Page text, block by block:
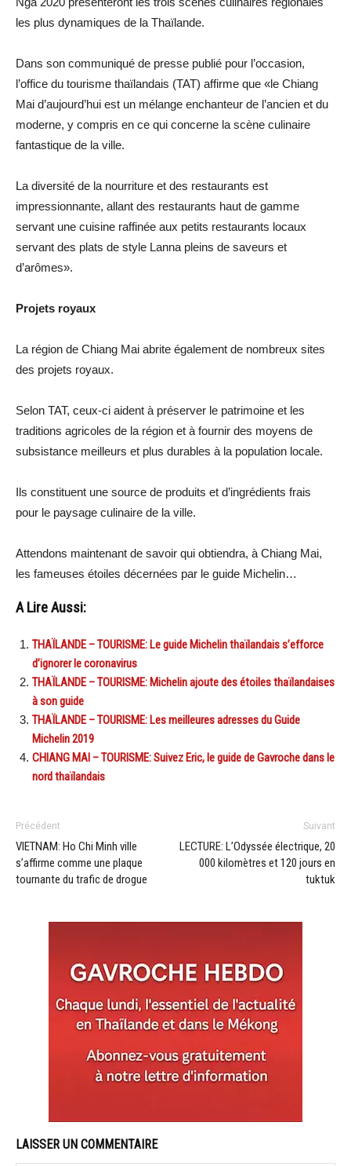
les plus dynamiques de la Thaïlande.
Dans son communiqué de presse publié pour l’occasion,
l’office du tourisme thaïlandais (TAT) affirme que «le Chiang
Mai d’aujourd’hui est un mélange enchanteur de l’ancien et du
moderne, y compris en ce qui concerne la scène culinaire
fantastique de la ville.
La diversité de la nourriture et des restaurants est
impressionnante, allant des restaurants haut de gamme
servant une cuisine raffinée aux petits restaurants locaux
servant des plats de style Lanna pleins de saveurs et
d’arômes».
Projets royaux
La région de Chiang Mai abrite également de nombreux sites
des projets royaux.
Selon TAT, ceux-ci aident à préserver le patrimoine et les
traditions agricoles de la région et à fournir des moyens de
subsistance meilleurs et plus durables à la population locale.
Ils constituent une source de produits et d’ingrédients frais
pour le paysage culinaire de la ville.
Attendons maintenant de savoir qui obtiendra, à Chiang Mai,
les fameuses étoiles décernées par le guide Michelin…
A Lire Aussi:
THAÏLANDE – TOURISME: Le guide Michelin thaïlandais s’efforce
d’ignorer le coronavirus
THAÏLANDE – TOURISME: Michelin ajoute des étoiles thaïlandaises
à son guide
THAÏLANDE – TOURISME: Les meilleures adresses du Guide
Michelin 2019
CHIANG MAI – TOURISME: Suivez Eric, le guide de Gavroche dans le
nord thaïlandais
Précédent
VIETNAM: Ho Chi Minh ville
s’affirme comme une plaque
tournante du trafic de drogue
Suivant
LECTURE: L’Odyssée électrique, 20
000 kilomètres et 120 jours en
tuktuk
LAISSER UN COMMENTAIRE